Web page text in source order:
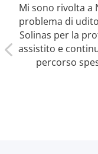
Mi sono rivolta a
problema di
Solinas per la
assistito e
percorso